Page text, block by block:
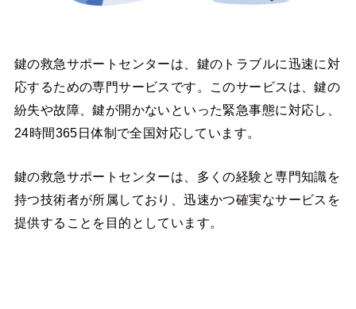
鍵の救急サポートセンターは、鍵のトラブルに迅速に対
応するための専門サービスです。このサービスは、鍵の
紛失や故障、鍵が開かないといった緊急事態に対応し、
24時間365日体制で全国対応しています。
鍵の救急サポートセンターは、多くの経験と専門知識を
持つ技術者が所属しており、迅速かつ確実なサービスを
提供することを目的としています。